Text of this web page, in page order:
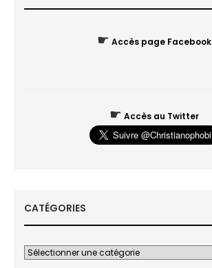
☛ Accès page Facebook
☛ Accès au Twitter
CATÉGORIES